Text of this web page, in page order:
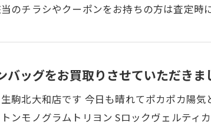
のチラシやクーポンをお持ちの方は査定時
バッグをお買取りさせていただきま
駒北大和店です 今日も晴れてポカポカ陽
ンモノグラムトリヨン Sロックヴェルティ